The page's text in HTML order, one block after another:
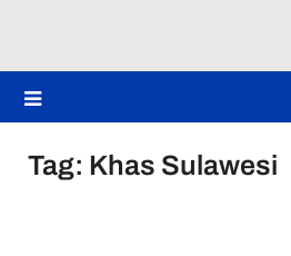
Tag: Khas Sulawesi